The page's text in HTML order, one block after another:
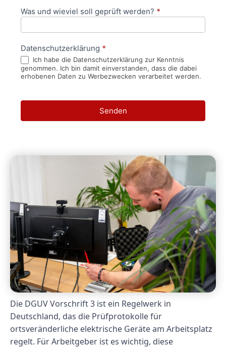
Was und wieviel soll geprüft werden? *
Datenschutzerklärung *
Ich habe die Datenschutzerklärung zur Kenntnis
genommen. Ich bin damit einverstanden, dass die dabei
erhobenen Daten zu Werbezwecken verarbeitet werden.
Senden
Die DGUV Vorschrift 3 ist ein Regelwerk in
Deutschland, das die Prüfprotokolle für
ortsveränderliche elektrische Geräte am Arbeitsplatz
regelt. Für Arbeitgeber ist es wichtig, diese